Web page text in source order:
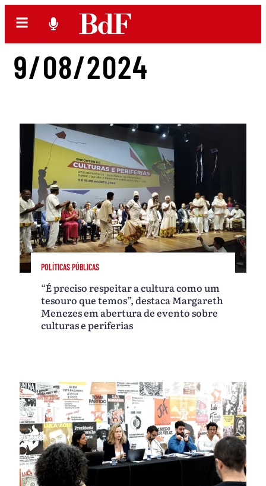
9/08/2024
POLÍTICAS PÚBLICAS
“É preciso respeitar a cultura como um
tesouro que temos”, destaca Margareth
Menezes em abertura de evento sobre
culturas e periferias